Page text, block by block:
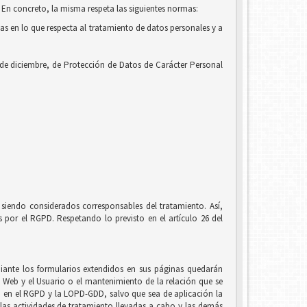
concreto, la misma respeta las siguientes normas:
en lo que respecta al tratamiento de datos personales y a
diciembre, de Protección de Datos de Carácter Personal
considerados corresponsables del tratamiento. Así,
el RGPD. Respetando lo previsto en el artículo 26 del
los formularios extendidos en sus páginas quedarán
y el Usuario o el mantenimiento de la relación que se
el RGPD y la LOPD-GDD, salvo que sea de aplicación la